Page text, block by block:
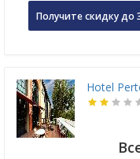
Получите скидку до
Hotel